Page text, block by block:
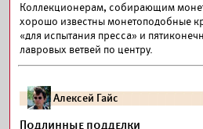
Коллекционерам, собирающим
хорошо известны монетоподобные
«для испытания пресса» и
лавровых ветвей по центру.
Алексей Гайс
Подлинные подделки